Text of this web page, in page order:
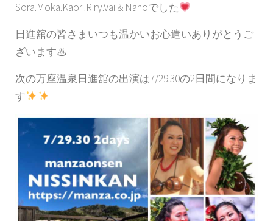
Sora.Moka.Kaori.Riry.Vai & Nahoでした
日進舘の皆さまいつも温かいお心遣いありがとうご
ざいます♨︎
次の万座温泉日進舘の出演は7/29.30の2日間になりま
す